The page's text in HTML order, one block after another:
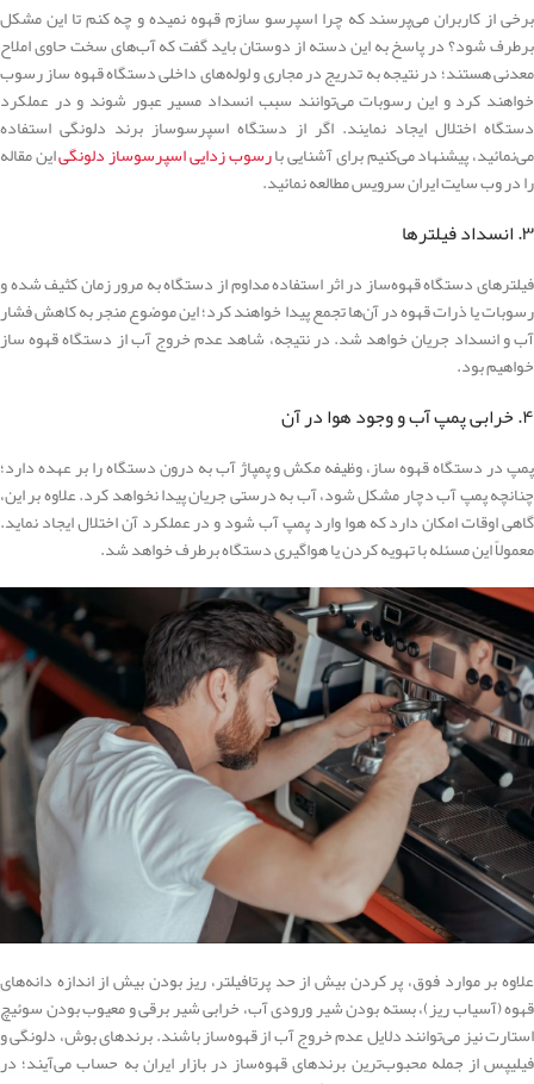
برخی از کاربران می‌پرسند که چرا اسپرسو سازم قهوه نمیده و چه کنم تا این مشکل
برطرف شود؟ در پاسخ به این دسته از دوستان باید گفت که آب‌های سخت حاوی املاح
معدنی هستند؛ در نتیجه به تدریج در مجاری و لوله‌های داخلی دستگاه قهوه ساز رسوب
خواهند کرد و این رسوبات می‌توانند سبب انسداد مسیر عبور شوند و در عملکرد
دستگاه اختلال ایجاد نمایند. اگر از دستگاه اسپرسوساز برند دلونگی استفاده
می‌نمائید، پیشنهاد می‌کنیم برای آشنایی بارسوب زدایی اسپرسوساز دلونگیاین مقاله
را در وب سایت ایران سرویس مطالعه نمائید.
۳. انسداد فیلترها
فیلترهای دستگاه قهوه‌ساز در اثر استفاده مداوم از دستگاه به مرور زمان کثیف شده و
رسوبات یا ذرات قهوه در آن‌ها تجمع پیدا خواهند کرد؛ این موضوع منجر به کاهش فشار
آب و انسداد جریان خواهد شد. در نتیجه، شاهد عدم خروج آب از دستگاه قهوه ساز
خواهیم بود.
۴. خرابی پمپ آب و وجود هوا در آن
پمپ در دستگاه قهوه ساز، وظیفه مکش و پمپاژ آب به درون دستگاه را بر عهده دارد؛
چنانچه پمپ آب دچار مشکل شود، آب به درستی جریان پیدا نخواهد کرد. علاوه بر این،
گاهی اوقات امکان دارد که هوا وارد پمپ آب شود و در عملکرد آن اختلال ایجاد نماید.
معمولاً این مسئله با تهویه کردن یا هواگیری دستگاه برطرف خواهد شد.
علاوه بر موارد فوق، پر کردن بیش از حد پرتافیلتر، ریز بودن بیش از اندازه دانه‌های
قهوه (آسیاب ریز)، بسته بودن شیر ورودی آب، خرابی شیر برقی و معیوب بودن سوئیچ
استارت نیز می‌توانند دلایل عدم خروج آب از قهوه‌ساز باشند. برندهای بوش، دلونگی و
فیلیپس از جمله محبوب‌ترین برندهای قهوه‌ساز در بازار ایران به حساب می‌آیند؛ در